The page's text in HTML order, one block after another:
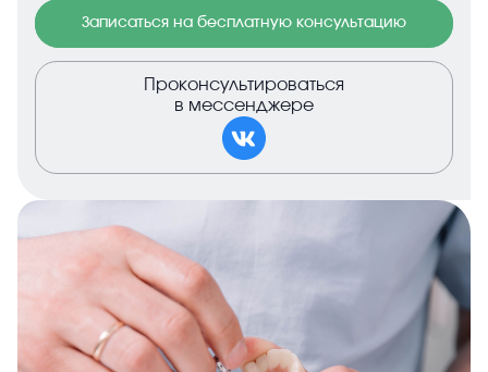
Записаться на бесплатную консультацию
Проконсультироваться
в мессенджере